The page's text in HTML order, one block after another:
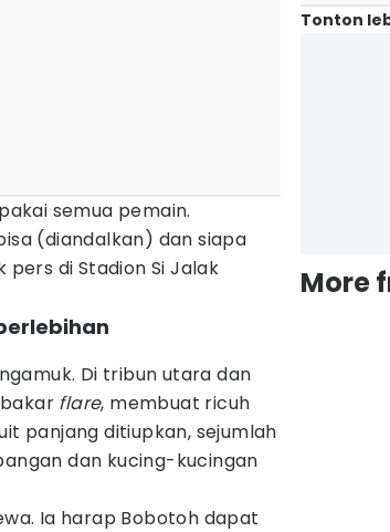
semua pemain.
(diandalkan) dan siapa
pers di Stadion Si Jalak
Di tribun utara dan
flare, membuat ricuh
panjang ditiupkan, sejumlah
dan kucing-kucingan
Ia harap Bobotoh dapat
Tonton
More